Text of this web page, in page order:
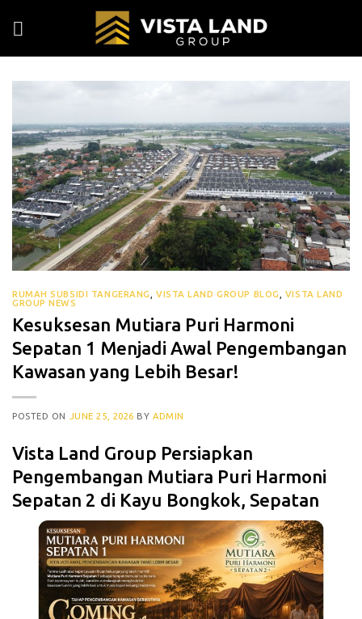
RUMAH SUBSIDI TANGERANG ,VISTA LAND GROUP BLOG
VISTA LAND
GROUP NEWS
Kesuksesan Mutiara Puri Harmoni
Sepatan 1 Menjadi Awal Pengembangan
Kawasan yang Lebih Besar!
POSTED ON JUNE 25, 2026 BYADMIN
Vista Land Group Persiapkan
Pengembangan Mutiara Puri Harmoni
Sepatan 2 di Kayu Bongkok, Sepatan